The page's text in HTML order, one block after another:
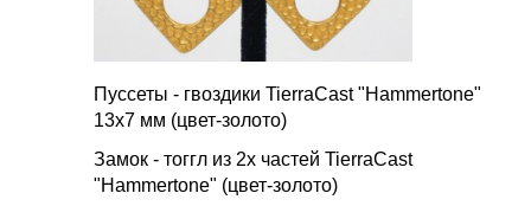
Пуссеты - гвоздики TierraCast "Hammertone"
13х7 мм (цвет-золото)
Замок - тоггл из 2х частей TierraCast
"Hammertone" (цвет-золото)